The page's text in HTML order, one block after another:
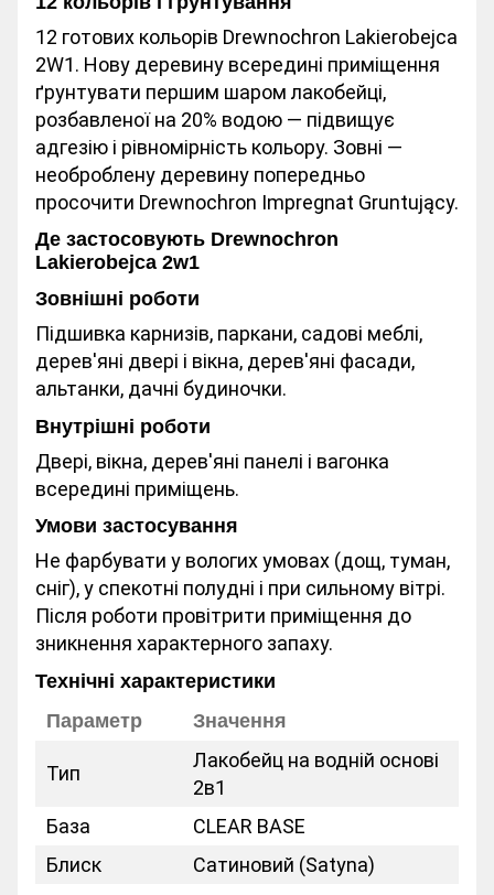
12 готових кольорів Drewnochron Lakierobejca
2W1. Нову деревину всередині приміщення
ґрунтувати першим шаром лакобейці,
розбавленої на 20% водою — підвищує
адгезію і рівномірність кольору. Зовні —
необроблену деревину попередньо
просочити Drewnochron Impregnat Gruntujący.
Де застосовують Drewnochron
Lakierobejca 2w1
Зовнішні роботи
Підшивка карнизів, паркани, садові меблі,
дерев'яні двері і вікна, дерев'яні фасади,
альтанки, дачні будиночки.
Внутрішні роботи
Двері, вікна, дерев'яні панелі і вагонка
всередині приміщень.
Умови застосування
Не фарбувати у вологих умовах (дощ, туман,
сніг), у спекотні полудні і при сильному вітрі.
Після роботи провітрити приміщення до
зникнення характерного запаху.
Технічні характеристики
Параметр
Значення
Тип
Лакобейц на водній основі
2в1
База
CLEAR BASE
Блиск
Сатиновий (Satyna)